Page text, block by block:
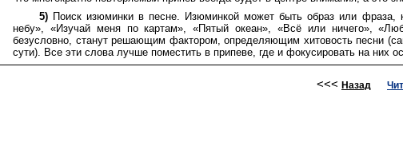
5) Поиск изюминки в песне. Изюминкой может быть образ или фраза,
небу», «Изучай меня по картам», «Пятый океан», «Всё или ничего»,
безусловно, станут решающим фактором, определяющим хитовость песни
сути). Все эти слова лучше поместить в припеве, где и фокусировать на них
<<< Назад